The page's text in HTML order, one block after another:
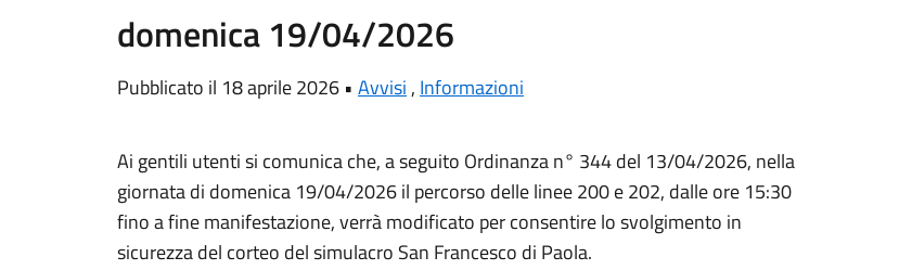
domenica 19/04/2026
Pubblicato il 18 aprile 2026 • Avvisi , Informazioni
Ai gentili utenti si comunica che, a seguito Ordinanza n° 344 del 13/04/2026, nella
giornata di domenica 19/04/2026 il percorso delle linee 200 e 202, dalle ore 15:30
fino a fine manifestazione, verrà modificato per consentire lo svolgimento in
sicurezza del corteo del simulacro San Francesco di Paola.